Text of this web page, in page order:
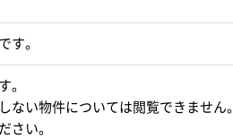
す。
。
い物件については閲覧できません。
さい。